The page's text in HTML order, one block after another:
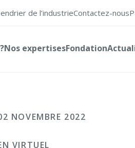
de l’industrieContactez-nous
Nos expertisesFondation
NOVEMBRE 2022
VIRTUEL